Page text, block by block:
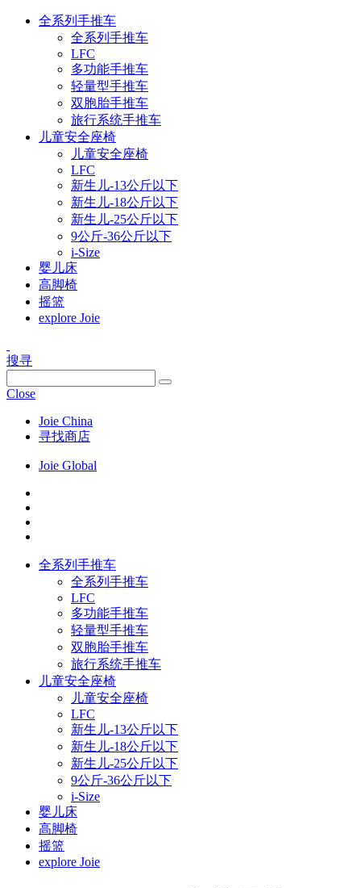
全系列手推车
全系列手推车
LFC
多功能手推车
轻量型手推车
双胞胎手推车
旅行系统手推车
儿童安全座椅
儿童安全座椅
LFC
新生儿-13公斤以下
新生儿-18公斤以下
新生儿-25公斤以下
9公斤-36公斤以下
i-Size
婴儿床
高脚椅
摇篮
explore Joie
搜寻
Close
Joie China
寻找商店
Joie Global
全系列手推车
全系列手推车
LFC
多功能手推车
轻量型手推车
双胞胎手推车
旅行系统手推车
儿童安全座椅
儿童安全座椅
LFC
新生儿-13公斤以下
新生儿-18公斤以下
新生儿-25公斤以下
9公斤-36公斤以下
i-Size
婴儿床
高脚椅
摇篮
explore Joie